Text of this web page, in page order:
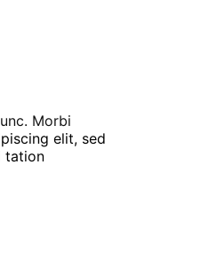
Morbi
elit, sed
tation